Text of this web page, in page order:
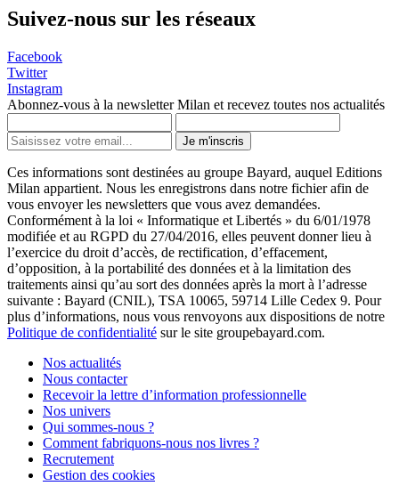
Suivez-nous sur les réseaux
Facebook
Twitter
Instagram
Abonnez-vous à la newsletter Milan et recevez toutes nos actualités
Je m'inscris
Ces informations sont destinées au groupe Bayard, auquel Editions
Milan appartient. Nous les enregistrons dans notre fichier afin de
vous envoyer les newsletters que vous avez demandées.
Conformément à la loi « Informatique et Libertés » du 6/01/1978
modifiée et au RGPD du 27/04/2016, elles peuvent donner lieu à
l’exercice du droit d’accès, de rectification, d’effacement,
d’opposition, à la portabilité des données et à la limitation des
traitements ainsi qu’au sort des données après la mort à l’adresse
suivante : Bayard (CNIL), TSA 10065, 59714 Lille Cedex 9. Pour
plus d’informations, nous vous renvoyons aux dispositions de notre
Politique de confidentialité sur le site groupebayard.com.
Nos actualités
Nous contacter
Recevoir la lettre d’information professionnelle
Nos univers
Qui sommes-nous ?
Comment fabriquons-nous nos livres ?
Recrutement
Gestion des cookies